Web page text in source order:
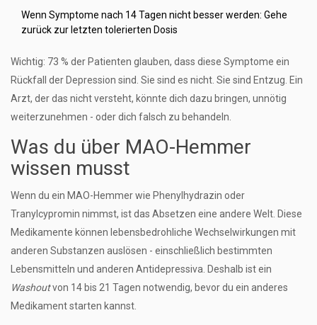
Wenn Symptome nach 14 Tagen nicht besser werden: Gehe
zurück zur letzten tolerierten Dosis
Wichtig: 73 % der Patienten glauben, dass diese Symptome ein
Rückfall der Depression sind. Sie sind es nicht. Sie sind Entzug. Ein
Arzt, der das nicht versteht, könnte dich dazu bringen, unnötig
weiterzunehmen - oder dich falsch zu behandeln.
Was du über MAO-Hemmer
wissen musst
Wenn du ein MAO-Hemmer wie Phenylhydrazin oder
Tranylcypromin nimmst, ist das Absetzen eine andere Welt. Diese
Medikamente können lebensbedrohliche Wechselwirkungen mit
anderen Substanzen auslösen - einschließlich bestimmten
Lebensmitteln und anderen Antidepressiva. Deshalb ist ein
Washoutvon 14 bis 21 Tagen notwendig, bevor du ein anderes
Medikament starten kannst.